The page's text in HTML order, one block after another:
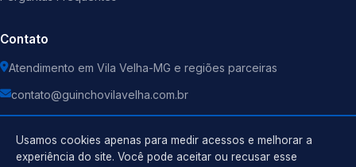
Contato
Atendimento em Vila Velha-MG e regiões parceiras
contato@guinchovilavelha.com.br
Usamos cookies apenas para medir acessos e melhorar a
experiência do site. Você pode aceitar ou recusar esse